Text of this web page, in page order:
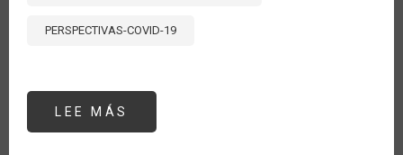
PERSPECTIVAS-COVID-19
LEE MÁS
BRAZILIAN